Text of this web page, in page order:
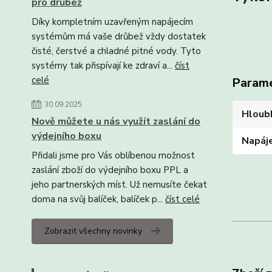
Díky kompletním uzavřeným napájecím
systémům má vaše drůbež vždy dostatek
čisté, čerstvé a chladné pitné vody. Tyto
systémy tak přispívají ke zdraví a... číst
celé
30.09.2025
Nově můžete u nás využít zaslání do
výdejního boxu
Přidali jsme pro Vás oblíbenou možnost
zaslání zboží do výdejního boxu PPL a
jeho partnerských míst. Už nemusíte čekat
doma na svůj balíček, balíček p... číst celé
Zobrazit všechny novinky